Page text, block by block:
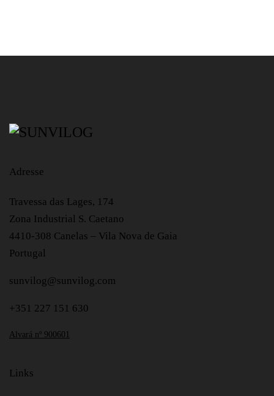
Adresse
Travessa das Lages, 174
Zona Industrial S. Caetano
4410-308 Canelas – Vila Nova de Gaia
Portugal
sunvilog@sunvilog.com
+351 227 151 630
Alvará nº 900601
Links